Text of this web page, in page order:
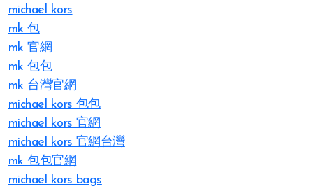
michael kors
mk 包
mk 官網
mk 包包
mk 台灣官網
michael kors 包包
michael kors 官網
michael kors 官網台灣
mk 包包官網
michael kors bags